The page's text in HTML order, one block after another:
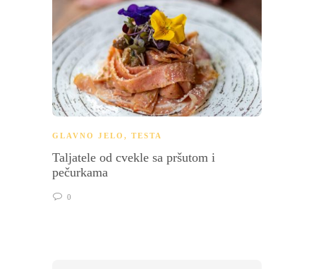
GLAVNO JELO , TESTA
Taljatele od cvekle sa pršutom i
pečurkama
0